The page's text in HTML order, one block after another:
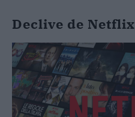
Declive de Netflix